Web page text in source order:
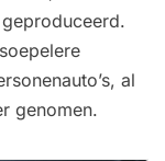
al
genomen.